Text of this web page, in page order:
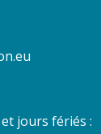
jours fériés :